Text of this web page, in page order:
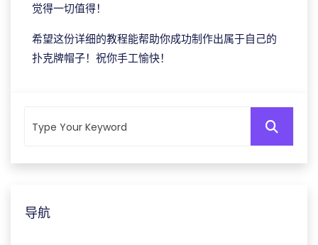
觉得一切值得！
希望这份详细的教程能帮助你成功制作出属于自己的
扑克牌帽子！祝你手工愉快！
导航